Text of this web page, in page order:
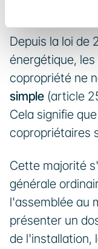
assemblée
Depuis la loi de
énergétique,
copropriété ne
simple (article
Cela signifie
copropriétaires
Cette majorité
générale
l'assemblée au
présenter un
de l'installation,